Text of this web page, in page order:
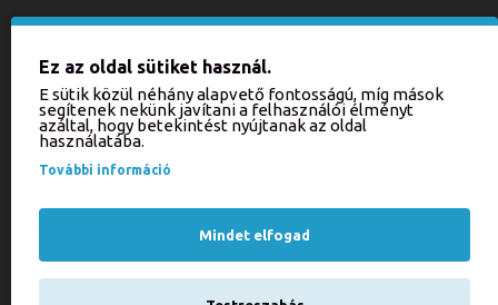
akcióinkról és újdonságainkról!
az alábbi mezőbe!
Ez az oldal sütiket használ.
E sütik közül néhány alapvető fontosságú, míg mások
segítenek nekünk javítani a felhasználói élményt
azáltal, hogy betekintést nyújtanak az oldal
használatába.
További információ
Mindet elfogad